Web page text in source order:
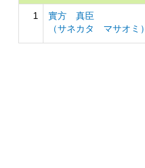
1
實方 真臣
（サネカタ マサオミ）